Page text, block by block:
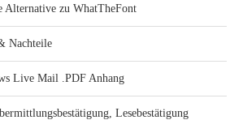
Alternative zu WhatTheFont
Nachteile
Live Mail .PDF Anhang
Lesebestätigung